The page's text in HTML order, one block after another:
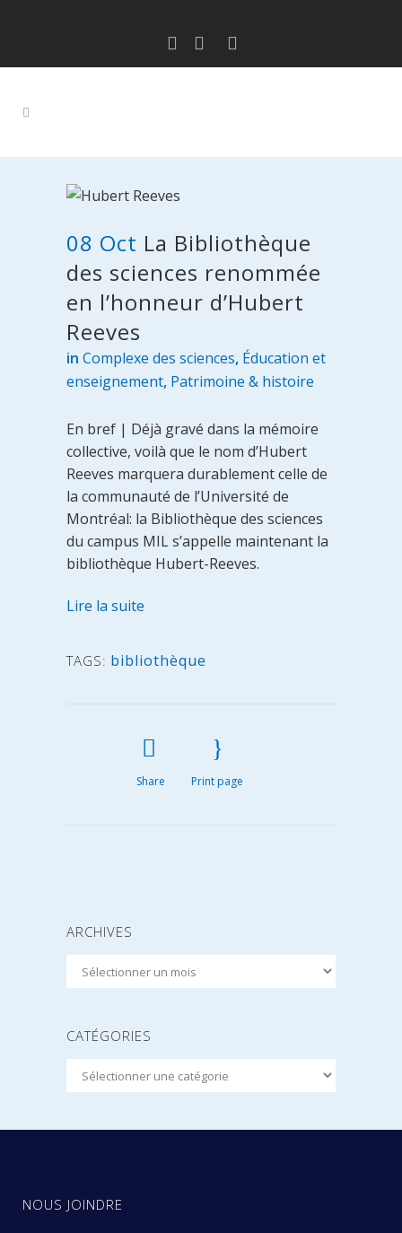
08 Oct La Bibliothèque
des sciences renommée
en l’honneur d’Hubert
Reeves
in Complexe des sciences, Éducation et
enseignement, Patrimoine & histoire
En bref | Déjà gravé dans la mémoire
collective, voilà que le nom d’Hubert
Reeves marquera durablement celle de
la communauté de l’Université de
Montréal: la Bibliothèque des sciences
du campus MIL s’appelle maintenant la
bibliothèque Hubert-Reeves.
Lire la suite
TAGS: bibliothèque
Share Print page
ARCHIVES
Archives
CATÉGORIES
Catégories
NOUS JOINDRE